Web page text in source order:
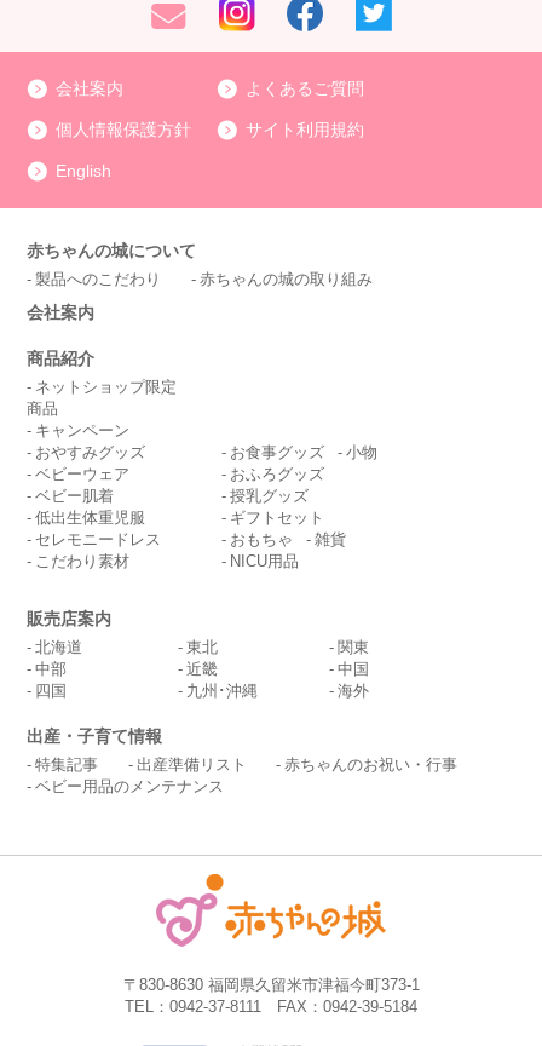
会社案内 よくあるご質問
個人情報保護方針 サイト利用規約
English
赤ちゃんの城について
製品へのこだわり 赤ちゃんの城の取り組み
会社案内
商品紹介
ネットショップ限定
商品
キャンペーン
おやすみグッズ
ベビーウェア
ベビー肌着
低出生体重児服
セレモニードレス
こだわり素材
お食事グッズ
小物
おふろグッズ
授乳グッズ
ギフトセット
おもちゃ
雑貨
NICU用品
販売店案内
北海道 東北
関東
中部
近畿
中国
四国
九州･沖縄 海外
出産・子育て情報
特集記事 出産準備リスト
赤ちゃんのお祝い・行事
ベビー用品のメンテナンス
〒830-8630 福岡県久留米市津福今町373-1
TEL：0942-37-8111 FAX：0942-39-5184